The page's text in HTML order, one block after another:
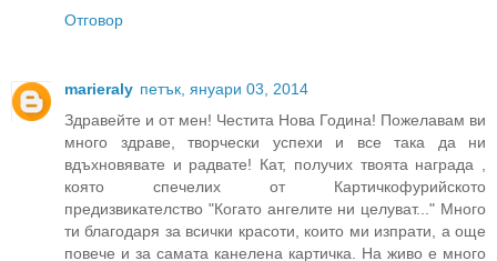
Отговор
marieraly петък, януари 03, 2014
Здравейте и от мен! Честита Нова Година! Пожелавам ви
много здраве, творчески успехи и все така да ни
вдъхновявате и радвате! Кат, получих твоята награда ,
която спечелих от Картичкофурийското
предизвикателство "Когато ангелите ни целуват..." Много
ти благодаря за всички красоти, които ми изпрати, а още
повече и за самата канелена картичка. На живо е много